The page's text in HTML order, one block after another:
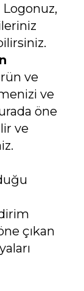
Logonuz,
ve
ve
öne
ve
çıkan